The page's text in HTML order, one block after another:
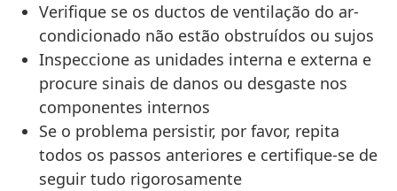
Verifique se os ductos de ventilação do ar-
condicionado não estão obstruídos ou sujos
Inspeccione as unidades interna e externa e
procure sinais de danos ou desgaste nos
componentes internos
Se o problema persistir, por favor, repita
todos os passos anteriores e certifique-se de
seguir tudo rigorosamente